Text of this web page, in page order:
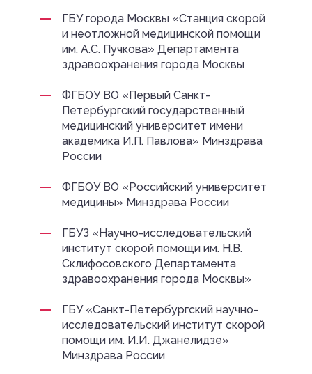
ГБУ города Москвы «Станция скорой
и неотложной медицинской помощи
им. А.С. Пучкова» Департамента
здравоохранения города Москвы
ФГБОУ ВО «Первый Санкт-
Петербургский государственный
медицинский университет имени
академика И.П. Павлова» Минздрава
России
ФГБОУ ВО «Российский университет
медицины» Минздрава России
ГБУЗ «Научно-исследовательский
институт скорой помощи им. Н.В.
Склифосовского Департамента
здравоохранения города Москвы»
ГБУ «Санкт-Петербургский научно-
исследовательский институт скорой
помощи им. И.И. Джанелидзе»
Минздрава России